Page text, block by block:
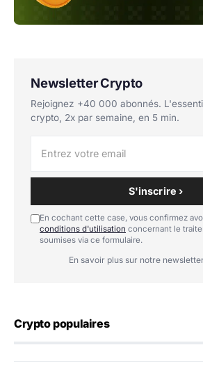
Newsletter Crypto
Rejoignez +40 000 abonnés.
crypto, 2x par semaine, en 5 min.
S'inscrire ›
En cochant cette case, vous confirmez
conditions d'utilisation concernant le
soumises via ce formulaire.
En savoir plus sur notre
Crypto populaires